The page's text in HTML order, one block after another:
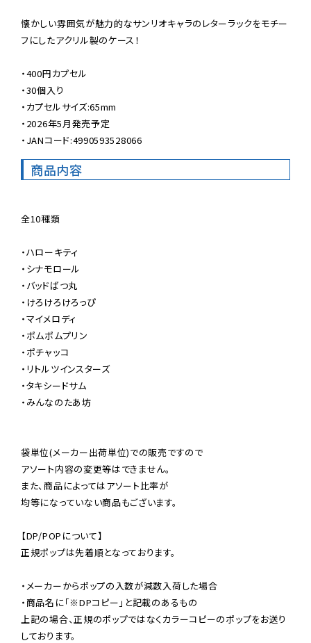
懐かしい雰囲気が魅力的なサンリオキャラのレターラックをモチー
フにしたアクリル製のケース！
・400円カプセル
・30個入り
・カプセルサイズ:65mm
・2026年5月発売予定
・JANコード:4990593528066
商品内容
全10種類
・ハローキティ
・シナモロール
・バッドばつ丸
・けろけろけろっぴ
・マイメロディ
・ポムポムプリン
・ポチャッコ
・リトルツインスターズ
・タキシードサム
・みんなのたあ坊
袋単位(メーカー出荷単位)での販売ですので
アソート内容の変更等はできません。
また、商品によってはアソート比率が
均等になっていない商品もございます。
【DP/POPについて】
正規ポップは先着順となっております。
・メーカーからポップの入数が減数入荷した場合
・商品名に「※DPコピー」と記載のあるもの
上記の場合、正規のポップではなくカラーコピーのポップをお送り
しております。